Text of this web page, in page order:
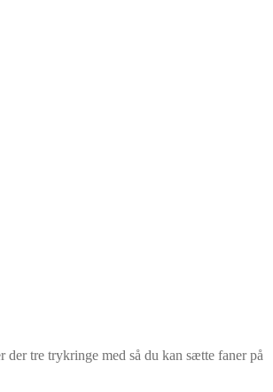
der tre trykringe med så du kan sætte faner på